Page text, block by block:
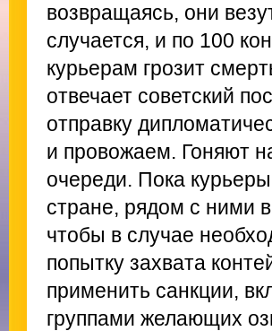
возвращаясь, они
случается, и по 100
курьерам грозит
отвечает советский
отправку
и провожаем. Гоняют
очереди. Пока
стране, рядом с ними
чтобы в случае
попытку захвата
применить санкции,
группами желающих